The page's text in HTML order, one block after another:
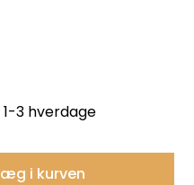
3 hverdage
det
i kurven